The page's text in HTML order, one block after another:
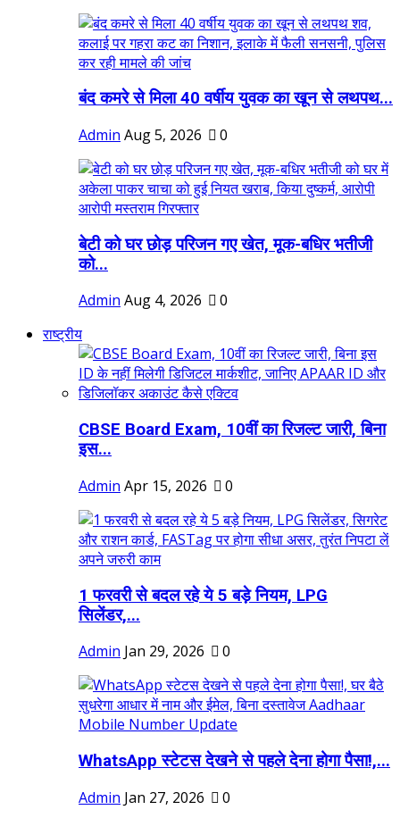
बंद कमरे से मिला 40 वर्षीय युवक का खून से लथपथ...
Admin Aug 5, 2026 0
बेटी को घर छोड़ परिजन गए खेत, मूक-बधिर भतीजी
को...
Admin Aug 4, 2026
0
राष्ट्रीय
CBSE Board Exam, 10वीं का रिजल्ट जारी, बिना
इस...
Admin Apr 15, 2026 0
1 फरवरी से बदल रहे ये 5 बड़े नियम, LPG
सिलेंडर,...
Admin Jan 29, 2026 0
WhatsApp स्टेटस देखने से पहले देना होगा पैसा!,...
Admin Jan 27, 2026 0